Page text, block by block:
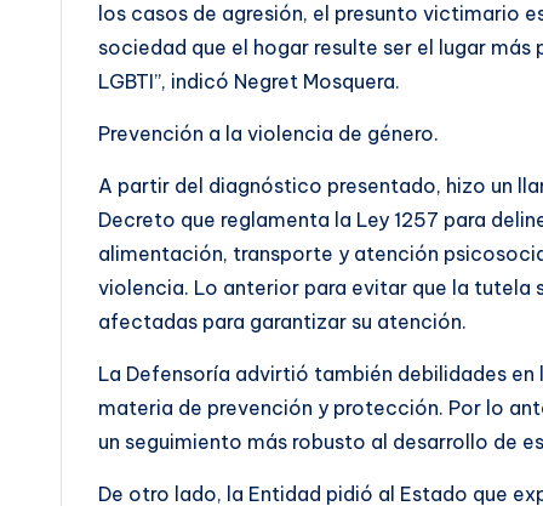
los casos de agresión, el presunto victimario
sociedad que el hogar resulte ser el lugar
LGBTI”, indicó Negret Mosquera.
Prevención a la violencia de género.
A partir del diagnóstico presentado, hizo un
Decreto que reglamenta la Ley 1257 para
alimentación, transporte y atención
violencia. Lo anterior para evitar que la tutela
afectadas para garantizar su atención.
La Defensoría advirtió también debilidades
materia de prevención y protección. Por lo
un seguimiento más robusto al desarrollo de
De otro lado, la Entidad pidió al Estado que